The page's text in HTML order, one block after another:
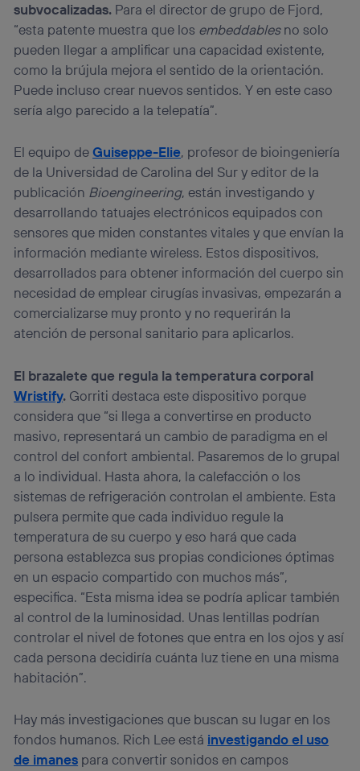
subvocalizadas. Para el director de grupo de Fjord,
“esta patente muestra que los embeddablesno solo
pueden llegar a amplificar una capacidad existente,
como la brújula mejora el sentido de la orientación.
Puede incluso crear nuevos sentidos. Y en este caso
sería algo parecido a la telepatía”.
El equipo deGuiseppe-Elie, profesor de bioingeniería
de la Universidad de Carolina del Sur y editor de la
publicación Bioengineering, están investigando y
desarrollando tatuajes electrónicos equipados con
sensores que miden constantes vitales y que envían la
información mediante wireless. Estos dispositivos,
desarrollados para obtener información del cuerpo sin
necesidad de emplear cirugías invasivas, empezarán a
comercializarse muy pronto y no requerirán la
atención de personal sanitario para aplicarlos.
El brazalete que regula la temperatura corporal
Wristify. Gorriti destaca este dispositivo porque
considera que “si llega a convertirse en producto
masivo, representará un cambio de paradigma en el
control del confort ambiental. Pasaremos de lo grupal
a lo individual. Hasta ahora, la calefacción o los
sistemas de refrigeración controlan el ambiente. Esta
pulsera permite que cada individuo regule la
temperatura de su cuerpo y eso hará que cada
persona establezca sus propias condiciones óptimas
en un espacio compartido con muchos más”,
especifica. “Esta misma idea se podría aplicar también
al control de la luminosidad. Unas lentillas podrían
controlar el nivel de fotones que entra en los ojos y así
cada persona decidiría cuánta luz tiene en una misma
habitación”.
Hay más investigaciones que buscan su lugar en los
fondos humanos. Rich Lee está investigando el uso
de imanes para convertir sonidos en campos